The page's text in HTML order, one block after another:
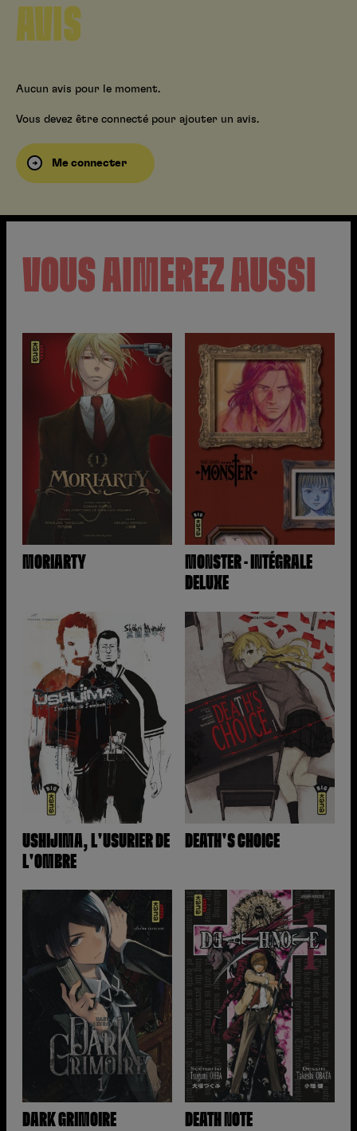
AVIS
Aucun avis pour le moment.
Vous devez être connecté pour ajouter un avis.
Me connecter
VOUS AIMEREZ AUSSI
MORIARTY
MONSTER - INTÉGRALE
DELUXE
USHIJIMA, L'USURIER DE
L'OMBRE
DEATH'S CHOICE
DARK GRIMOIRE DEATH NOTE